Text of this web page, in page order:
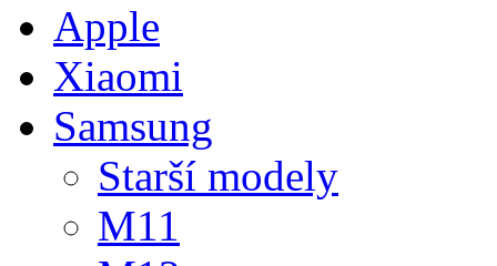
Apple
Xiaomi
Samsung
Starší modely
M11